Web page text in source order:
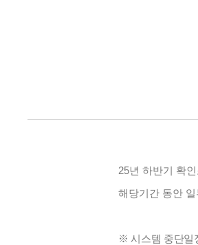
25년 하반기 확
해당기간 동안
※ 시스템 중단일